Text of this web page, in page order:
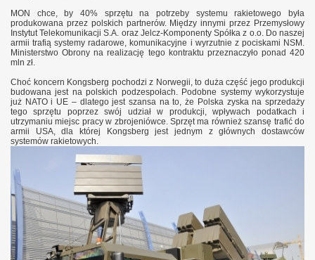
MON chce, by 40% sprzętu na potrzeby systemu rakietowego była
produkowana przez polskich partnerów. Między innymi przez Przemysłowy
Instytut Telekomunikacji S.A. oraz Jelcz-Komponenty Spółka z o.o. Do naszej
armii trafią systemy radarowe, komunikacyjne i wyrzutnie z pociskami NSM.
Ministerstwo Obrony na realizację tego kontraktu przeznaczyło ponad 420
mln zł.
Choć koncern Kongsberg pochodzi z Norwegii, to duża część jego produkcji
budowana jest na polskich podzespołach. Podobne systemy wykorzystuje
już NATO i UE – dlatego jest szansa na to, że Polska zyska na sprzedaży
tego sprzętu poprzez swój udział w produkcji, wpływach podatkach i
utrzymaniu miejsc pracy w zbrojeniówce. Sprzęt ma również szansę trafić do
armii USA, dla której Kongsberg jest jednym z głównych dostawców
systemów rakietowych.